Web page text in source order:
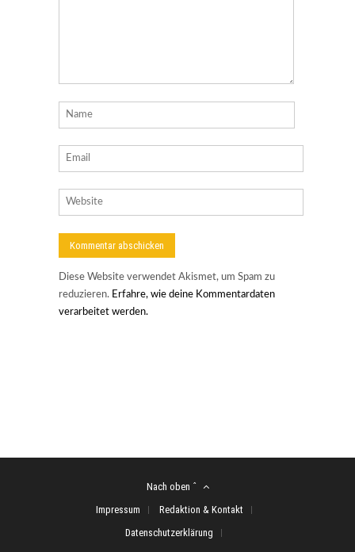
Diese Website verwendet Akismet, um Spam zu
reduzieren. Erfahre, wie deine Kommentardaten
verarbeitet werden.
Nach oben ˆ
Impressum
Redaktion & Kontakt
Datenschutzerklärung